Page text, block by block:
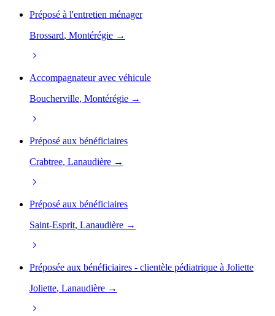
Préposé à l'entretien ménager
Brossard, Montérégie →
Accompagnateur avec véhicule
Boucherville, Montérégie →
Préposé aux bénéficiaires
Crabtree, Lanaudière →
Préposé aux bénéficiaires
Saint-Esprit, Lanaudière →
Préposée aux bénéficiaires - clientèle pédiatrique à Joliette
Joliette, Lanaudière →